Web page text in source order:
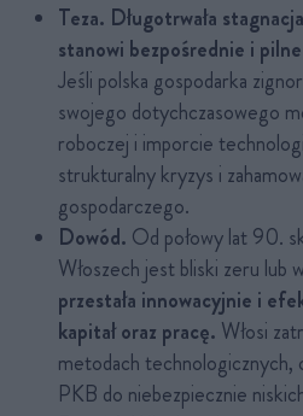
Teza. Długotrwała
stanowi bezpośrednie i
Jeśli polska gospodarka
swojego dotychczasowego
roboczej i imporcie
strukturalny kryzys i
gospodarczego.
Dowód. Od połowy lat 90.
Włoszech jest bliski zeru lub
przestała innowacyjnie i
kapitał oraz pracę. Włosi
metodach technologicznych,
PKB do niebezpiecznie